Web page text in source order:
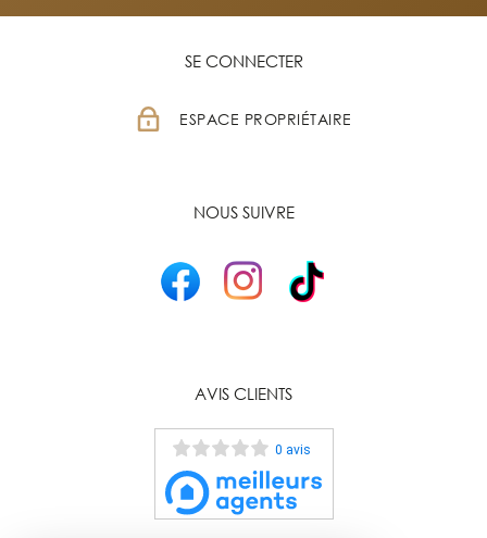
SE CONNECTER
ESPACE PROPRIÉTAIRE
NOUS SUIVRE
AVIS CLIENTS
0 avis